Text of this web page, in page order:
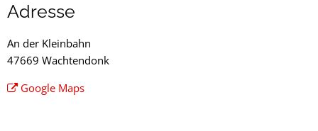
An
der
Kleinbahn
Adresse
An der Kleinbahn
47669 Wachtendonk
Google Maps